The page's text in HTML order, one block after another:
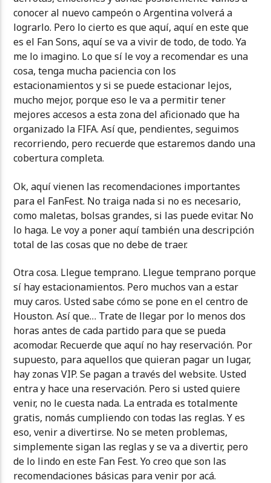
conocer al nuevo campeón o Argentina volverá a
lograrlo. Pero lo cierto es que aquí, aquí en este que
es el Fan Sons, aquí se va a vivir de todo, de todo. Ya
me lo imagino. Lo que sí le voy a recomendar es una
cosa, tenga mucha paciencia con los
estacionamientos y si se puede estacionar lejos,
mucho mejor, porque eso le va a permitir tener
mejores accesos a esta zona del aficionado que ha
organizado la FIFA. Así que, pendientes, seguimos
recorriendo, pero recuerde que estaremos dando una
cobertura completa.
Ok, aquí vienen las recomendaciones importantes
para el FanFest. No traiga nada si no es necesario,
como maletas, bolsas grandes, si las puede evitar. No
lo haga. Le voy a poner aquí también una descripción
total de las cosas que no debe de traer.
Otra cosa. Llegue temprano. Llegue temprano porque
sí hay estacionamientos. Pero muchos van a estar
muy caros. Usted sabe cómo se pone en el centro de
Houston. Así que… Trate de llegar por lo menos dos
horas antes de cada partido para que se pueda
acomodar. Recuerde que aquí no hay reservación. Por
supuesto, para aquellos que quieran pagar un lugar,
hay zonas VIP. Se pagan a través del website. Usted
entra y hace una reservación. Pero si usted quiere
venir, no le cuesta nada. La entrada es totalmente
gratis, nomás cumpliendo con todas las reglas. Y es
eso, venir a divertirse. No se meten problemas,
simplemente sigan las reglas y se va a divertir, pero
de lo lindo en este Fan Fest. Yo creo que son las
recomendaciones básicas para venir por acá.